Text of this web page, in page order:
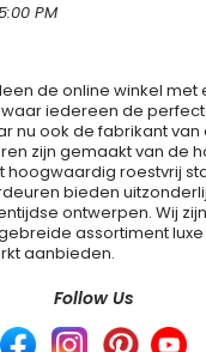
PM
de online winkel met
iedereen de
nu ook de fabrikant van
zijn gemaakt van de
roestvrij
bieden
ontwerpen. Wij
assortiment
aanbieden.
Follow Us